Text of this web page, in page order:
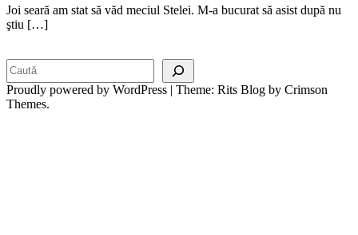
Joi seară am stat să văd meciul Stelei. M-a bucurat să asist după nu
ştiu […]
Proudly powered by WordPress | Theme: Rits Blog by Crimson
Themes.